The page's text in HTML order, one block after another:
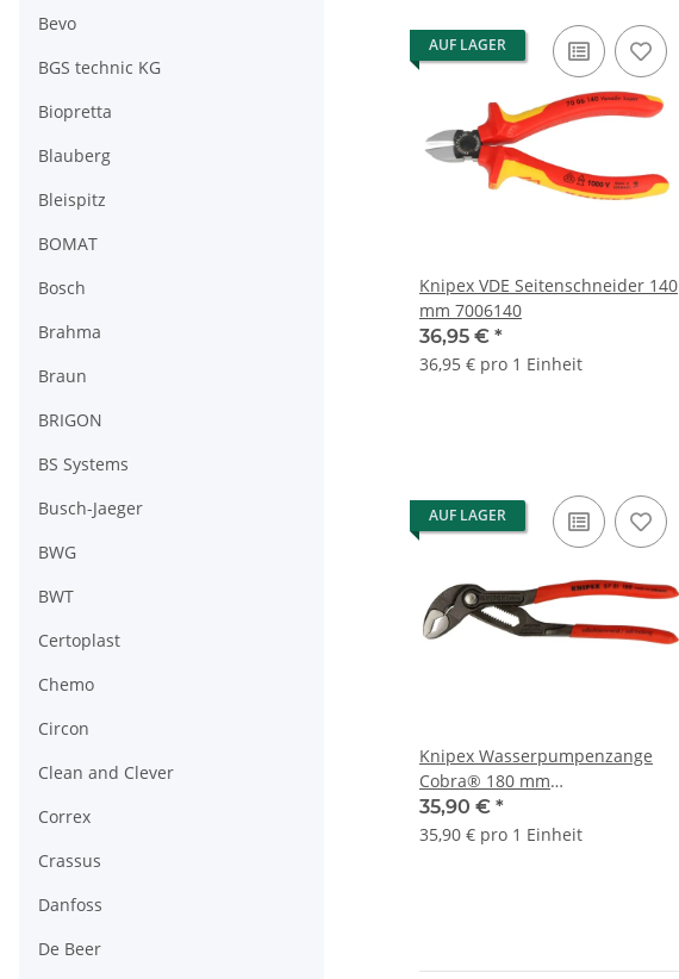
AUF LAGER
Knipex VDE Seitenschneider 140
mm 7006140
36,95 € *
36,95 € pro 1 Einheit
AUF LAGER
Knipex Wasserpumpenzange
Cobra® 180 mm
selbstklemmend 8701180
35,90 € *
35,90 € pro 1 Einheit
Bevo
BGS technic KG
Biopretta
Blauberg
Bleispitz
BOMAT
Bosch
Brahma
Braun
BRIGON
BS Systems
Busch-Jaeger
BWG
BWT
Certoplast
Chemo
Circon
Clean and Clever
Correx
Crassus
Danfoss
De Beer